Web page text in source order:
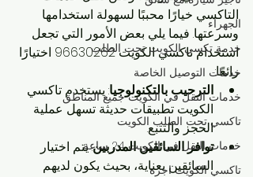
الجهراء
خدمة تكسي الكويت تحت الطلب
خدمات التوصيل الخاصة
خدمات النقل في الكويت جميع المناطق
تاكسي تحت الطلب الكويت
خدمات النقل في الكويت 24 ساعة
تاكسي الكويت اجرة
التاكسي خيارًا محببًا لسهولة استخدامها
وسرعتها. فيما يلي بعض الأمور التي تجعل
استخدام تاكسي الكويت 96630262 اختيارًا
رائعًا:
الترحيب بالتكنولوجيا: يستخدم تاكسي
الكويت تطبيقات حديثة تسهل عملية
الحجز والتتبع.
توافر السائقين المدربين: يتم اختيار
السائقين بعناية، بحيث يكون لديهم